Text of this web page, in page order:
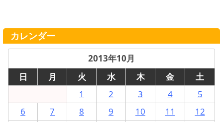
カレンダー
2013年10月
日
月 火 水 木 金
土
1
2 3 4
5
6
7 8 9 10 11
12